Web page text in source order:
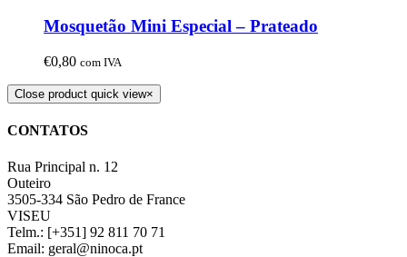
Mosquetão Mini Especial – Prateado
€0,80 com IVA
Close product quick view×
CONTATOS
Rua Principal n. 12
Outeiro
3505-334 São Pedro de France
VISEU
Telm.: [+351] 92 811 70 71
Email: geral@ninoca.pt